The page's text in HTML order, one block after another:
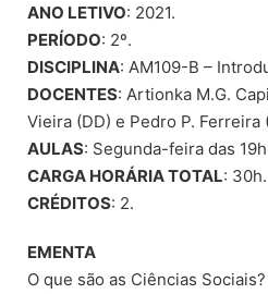
ANO LETIVO: 2021.
PERÍODO: 2º.
DISCIPLINA: AM109-B –
DOCENTES: Artionka M.G.
Vieira (DD) e Pedro P. Ferreira
AULAS: Segunda-feira das
CARGA HORÁRIA TOTAL: 30h.
CRÉDITOS: 2.
EMENTA
O que são as Ciências